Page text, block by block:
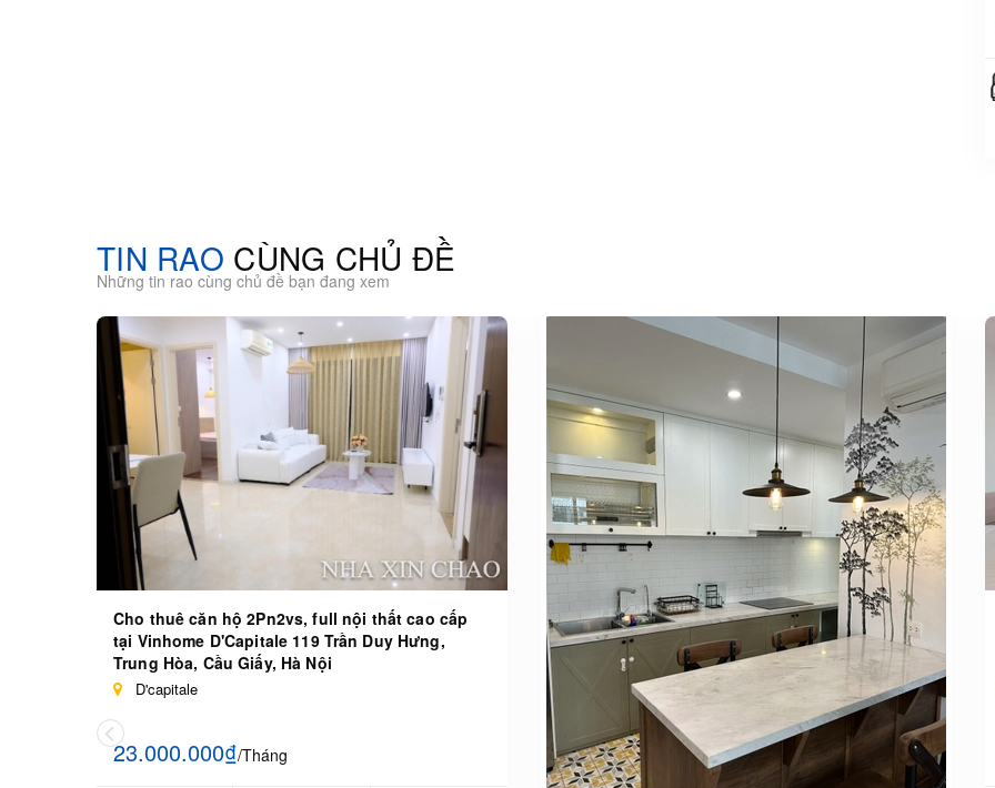
TIN RAO CÙNG CHỦ ĐỀ
Những tin rao cùng chủ đề bạn đang xem
Cho thuê căn hộ 2Pn2vs, full nội thất cao cấp
tại Vinhome D'Capitale 119 Trần Duy Hưng,
Trung Hòa, Cầu Giấy, Hà Nội
D'capitale
23.000.000₫/Tháng